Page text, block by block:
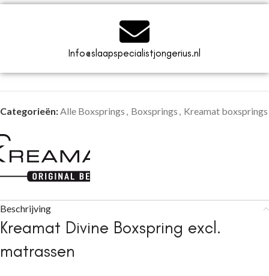
Info@slaapspecialistjongerius.nl
Categorieën:Alle Boxsprings , Boxsprings , Kreamat boxsprings
Beschrijving
Kreamat Divine Boxspring excl.
matrassen